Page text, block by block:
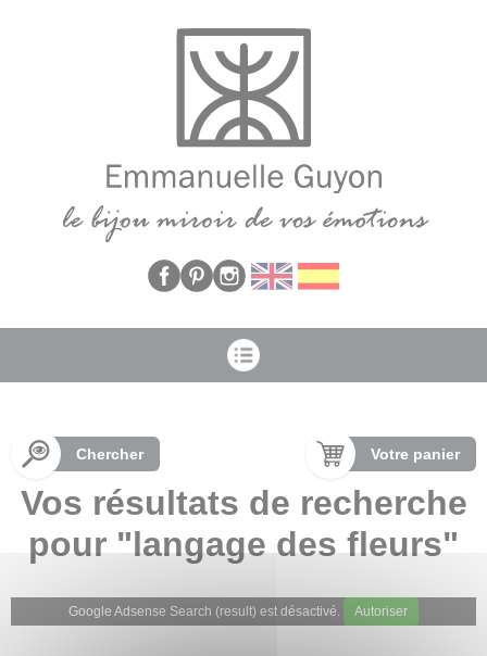
Chercher Votre panier
Vos résultats de recherche
pour "langage des fleurs"
Google Adsense Search (result) est désactivé. Autoriser